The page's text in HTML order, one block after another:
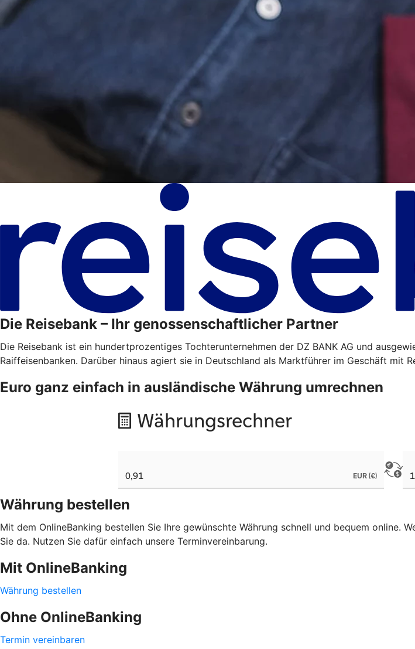
Die Reisebank – Ihr genossenschaftlicher Partner
Die Reisebank ist ein hundertprozentiges Tochterunternehmen der DZ BANK AG und
Raiffeisenbanken. Darüber hinaus agiert sie in Deutschland als Marktführer im Geschäft mit
Euro ganz einfach in ausländische Währung umrechnen
Währung bestellen
Mit dem OnlineBanking bestellen Sie Ihre gewünschte Währung schnell und bequem online.
Sie da. Nutzen Sie dafür einfach unsere Terminvereinbarung.
Mit OnlineBanking
Währung bestellen
Ohne OnlineBanking
Termin vereinbaren